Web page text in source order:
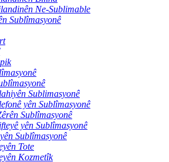
Ne-Sublimable
Sublîmasyonê
Sublimasyonê
yên Sublîmasyonê
Sublîmasyonê
yên Sublîmasyonê
Sublîmasyonê
Tote
Kozmetîk